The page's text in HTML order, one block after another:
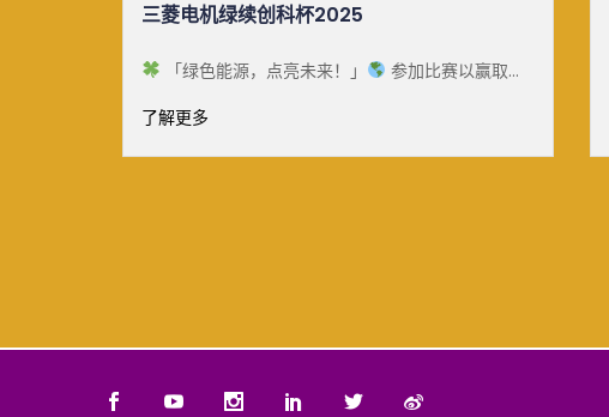
中大生态月2025
国家自2023年起将每年8月15日定为全国生态日，旨
工作。为了响 [&he...
了解更多